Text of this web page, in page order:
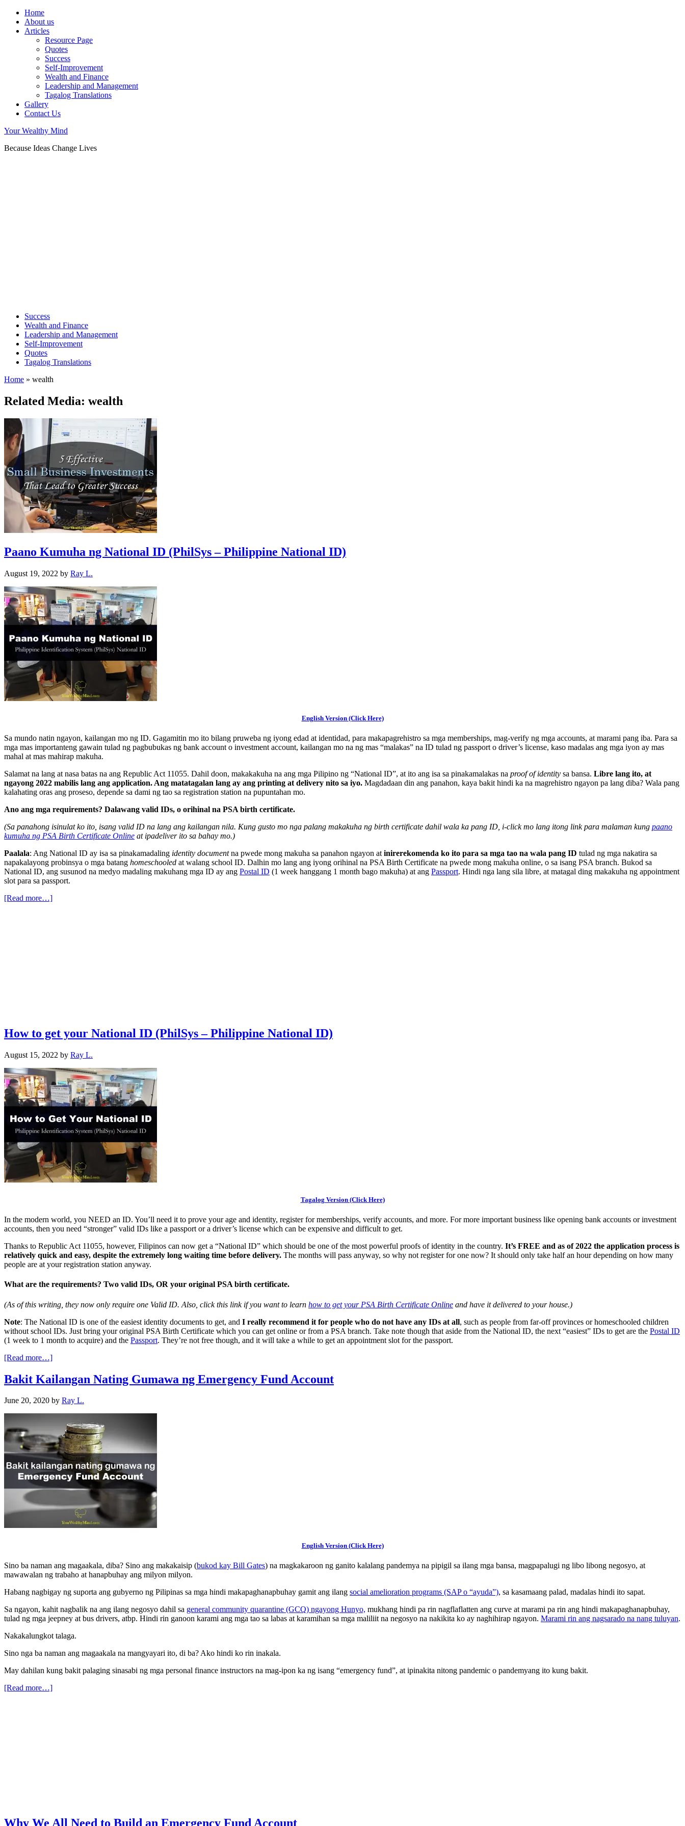
Home
About us
Articles
Resource Page
Quotes
Success
Self-Improvement
Wealth and Finance
Leadership and Management
Tagalog Translations
Gallery
Contact Us
Your Wealthy Mind
Because Ideas Change Lives
Success
Wealth and Finance
Leadership and Management
Self-Improvement
Quotes
Tagalog Translations
Home » wealth
Related Media: wealth
Paano Kumuha ng National ID (PhilSys – Philippine National ID)
August 19, 2022 by Ray L.
English Version (Click Here)
Sa mundo natin ngayon, kailangan mo ng ID. Gagamitin mo ito bilang pruweba ng iyong edad at identidad, para makapagrehistro sa mga memberships, mag-verify ng mga accounts, at marami pang iba. Para sa
mga mas importanteng gawain tulad ng pagbubukas ng bank account o investment account, kailangan mo na ng mas “malakas” na ID tulad ng passport o driver’s license, kaso madalas ang mga iyon ay mas
mahal at mas mahirap makuha.
Salamat na lang at nasa batas na ang Republic Act 11055. Dahil doon, makakakuha na ang mga Pilipino ng “National ID”, at ito ang isa sa pinakamalakas na proof of identity sa bansa. Libre lang ito, at
ngayong 2022 mabilis lang ang application. Ang matatagalan lang ay ang printing at delivery nito sa iyo. Magdadaan din ang panahon, kaya bakit hindi ka na magrehistro ngayon pa lang diba? Wala pang
kalahating oras ang proseso, depende sa dami ng tao sa registration station na pupuntahan mo.
Ano ang mga requirements? Dalawang valid IDs, o orihinal na PSA birth certificate.
(Sa panahong isinulat ko ito, isang valid ID na lang ang kailangan nila. Kung gusto mo nga palang makakuha ng birth certificate dahil wala ka pang ID, i-click mo lang itong link para malaman kung paano
kumuha ng PSA Birth Certificate Online at ipadeliver ito sa bahay mo.)
Paalala: Ang National ID ay isa sa pinakamadaling identity documentna pwede mong makuha sa panahon ngayon at inirerekomenda ko ito para sa mga tao na wala pang ID tulad ng mga nakatira sa
napakalayong probinsya o mga batang homeschooled at walang school ID. Dalhin mo lang ang iyong orihinal na PSA Birth Certificate na pwede mong makuha online, o sa isang PSA branch. Bukod sa
National ID, ang susunod na medyo madaling makuhang mga ID ay ang Postal ID (1 week hanggang 1 month bago makuha) at ang Passport. Hindi nga lang sila libre, at matagal ding makakuha ng appointment
slot para sa passport.
[Read more…]
How to get your National ID (PhilSys – Philippine National ID)
August 15, 2022 by Ray L.
Tagalog Version (Click Here)
In the modern world, you NEED an ID. You’ll need it to prove your age and identity, register for memberships, verify accounts, and more. For more important business like opening bank accounts or investment
accounts, then you need “stronger” valid IDs like a passport or a driver’s license which can be expensive and difficult to get.
Thanks to Republic Act 11055, however, Filipinos can now get a “National ID” which should be one of the most powerful proofs of identity in the country. It’s FREE and as of 2022 the application process is
relatively quick and easy, despite the extremely long waiting time before delivery. The months will pass anyway, so why not register for one now? It should only take half an hour depending on how many
people are at your registration station anyway.
What are the requirements? Two valid IDs, OR your original PSA birth certificate.
(As of this writing, they now only require one Valid ID. Also, click this link if you want to learn how to get your PSA Birth Certificate Online and have it delivered to your house.)
Note: The National ID is one of the easiest identity documents to get, and I really recommend it for people who do not have any IDs at all, such as people from far-off provinces or homeschooled children
without school IDs. Just bring your original PSA Birth Certificate which you can get online or from a PSA branch. Take note though that aside from the National ID, the next “easiest” IDs to get are the Postal ID
(1 week to 1 month to acquire) and the Passport. They’re not free though, and it will take a while to get an appointment slot for the passport.
[Read more…]
Bakit Kailangan Nating Gumawa ng Emergency Fund Account
June 20, 2020 by Ray L.
English Version (Click Here)
Sino ba naman ang magaakala, diba? Sino ang makakaisip (bukod kay Bill Gates) na magkakaroon ng ganito kalalang pandemya na pipigil sa ilang mga bansa, magpapalugi ng libo libong negosyo, at
mawawalan ng trabaho at hanapbuhay ang milyon milyon.
Habang nagbigay ng suporta ang gubyerno ng Pilipinas sa mga hindi makapaghanapbuhay gamit ang ilang social amelioration programs (SAP o “ayuda”), sa kasamaang palad, madalas hindi ito sapat.
Sa ngayon, kahit nagbalik na ang ilang negosyo dahil sa general community quarantine (GCQ) ngayong Hunyo, mukhang hindi pa rin nagflaflatten ang curve at marami pa rin ang hindi makapaghanapbuhay,
tulad ng mga jeepney at bus drivers, atbp. Hindi rin ganoon karami ang mga tao sa labas at karamihan sa mga maliliit na negosyo na nakikita ko ay naghihirap ngayon. Marami rin ang nagsarado na nang tuluyan.
Nakakalungkot talaga.
Sino nga ba naman ang magaakala na mangyayari ito, di ba? Ako hindi ko rin inakala.
May dahilan kung bakit palaging sinasabi ng mga personal finance instructors na mag-ipon ka ng isang “emergency fund”, at ipinakita nitong pandemic o pandemyang ito kung bakit.
[Read more…]
Why We All Need to Build an Emergency Fund Account